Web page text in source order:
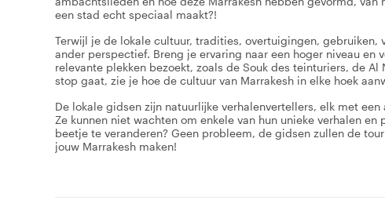
een stad echt speciaal maakt?!
Terwijl je de lokale cultuur, tradities, overtuigingen, gebruiken,
ander perspectief. Breng je ervaring naar een hoger niveau
relevante plekken bezoekt, zoals de Souk des teinturiers, de
stop gaat, zie je hoe de cultuur van Marrakesh in elke hoek
De lokale gidsen zijn natuurlijke verhalenvertellers, elk met
Ze kunnen niet wachten om enkele van hun unieke verhalen
beetje te veranderen? Geen probleem, de gidsen zullen de
jouw Marrakesh maken!